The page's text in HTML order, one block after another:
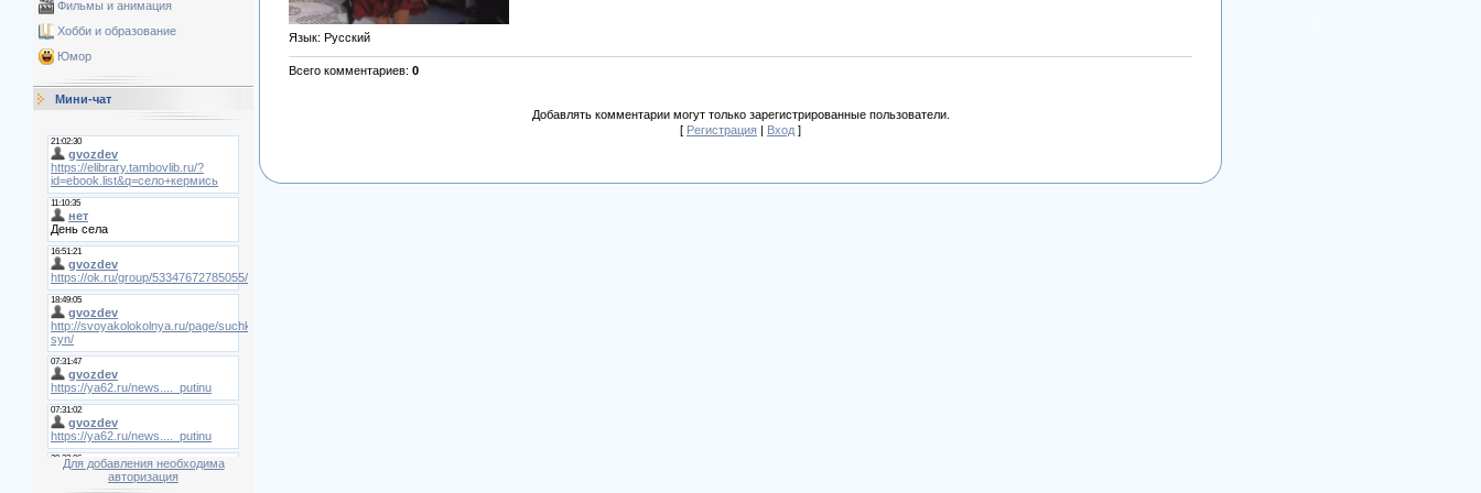
Фильмы и анимация
Хобби и образование
Юмор
Мини-чат
Для добавления необходима
авторизация
Язык: Русский
Всего комментариев: 0
Добавлять комментарии могут только зарегистрированные пользователи.
[ Регистрация | Вход ]